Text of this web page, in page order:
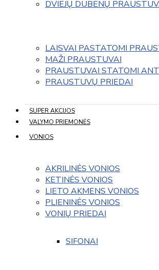
DVIEJŲ DUBENŲ
LAISVAI PASTATOMI
MAŽI PRAUSTUVAI
PRAUSTUVAI STATOMI
PRAUSTUVŲ PRIEDAI
SUPER AKCIJOS
VALYMO PRIEMONĖS
VONIOS
AKRILINĖS VONIOS
KETINĖS VONIOS
LIETO AKMENS VONIOS
PLIENINĖS VONIOS
VONIŲ PRIEDAI
SIFONAI